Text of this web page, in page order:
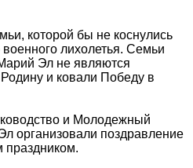
которой бы не коснулись
военного лихолетья. Семьи
Эл не являются
и ковали Победу в
и Молодежный
организовали поздравление
праздником.